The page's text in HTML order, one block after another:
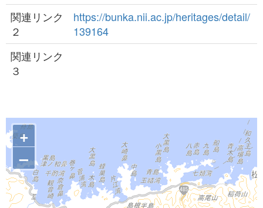
関連リンク
２
https://bunka.nii.ac.jp/heritages/detail/
139164
関連リンク
３
+
–